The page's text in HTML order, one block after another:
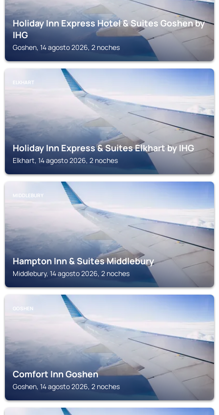
Holiday Inn Express Hotel & Suites Goshen by
IHG
Goshen, 14 agosto 2026, 2 noches
ELKHART
Holiday Inn Express & Suites Elkhart by IHG
Elkhart, 14 agosto 2026, 2 noches
MIDDLEBURY
Hampton Inn & Suites Middlebury
Middlebury, 14 agosto 2026, 2 noches
GOSHEN
Comfort Inn Goshen
Goshen, 14 agosto 2026, 2 noches